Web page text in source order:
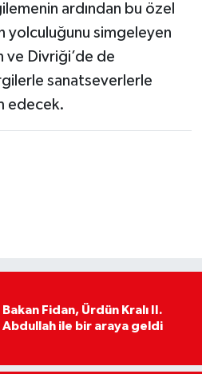
ardından bu özel
yolculuğunu simgeleyen
ve Divriği’de de
sanatseverlerle
edecek.
Bakan Fidan, Ürdün Kralı II.
Abdullah ile bir araya geldi